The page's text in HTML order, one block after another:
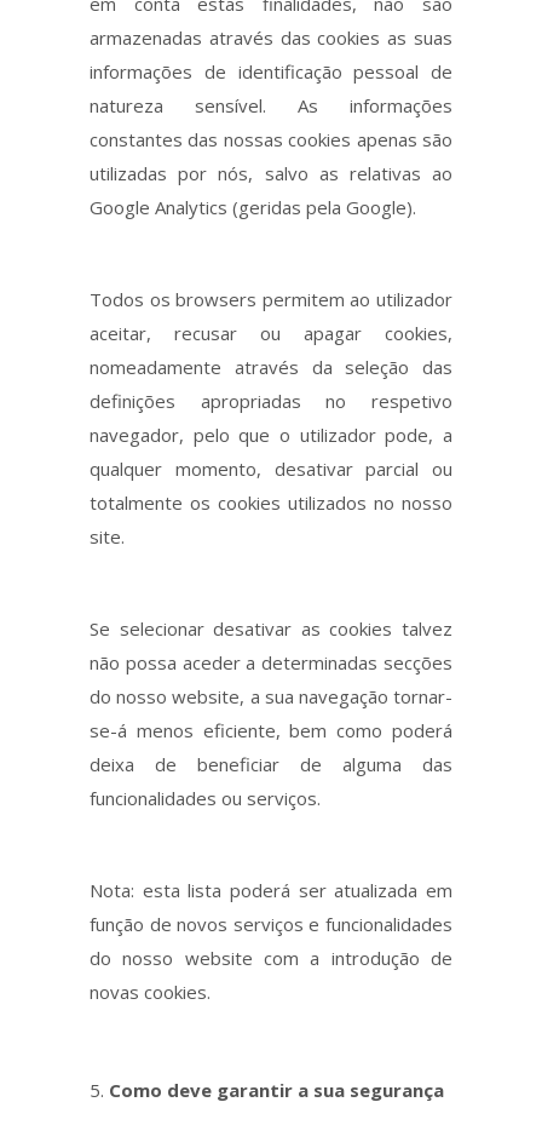
armazenadas através das cookies as suas
informações de identificação pessoal de
natureza sensível. As informações
constantes das nossas cookies apenas são
utilizadas por nós, salvo as relativas ao
Google Analytics (geridas pela Google).
Todos os browsers permitem ao utilizador
aceitar, recusar ou apagar cookies,
nomeadamente através da seleção das
definições apropriadas no respetivo
navegador, pelo que o utilizador pode, a
qualquer momento, desativar parcial ou
totalmente os cookies utilizados no nosso
site.
Se selecionar desativar as cookies talvez
não possa aceder a determinadas secções
do nosso website, a sua navegação tornar-
se-á menos eficiente, bem como poderá
deixa de beneficiar de alguma das
funcionalidades ou serviços.
Nota: esta lista poderá ser atualizada em
função de novos serviços e funcionalidades
do nosso website com a introdução de
novas cookies.
Como deve garantir a sua segurança